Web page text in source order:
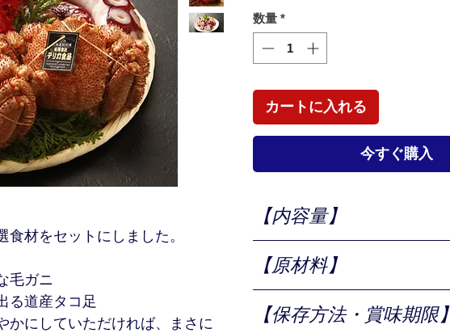
材をセットにしました。
毛ガニ
る道産タコ足
かにしていただければ、まさに
数量 *
カートに入れる
今すぐ購入
【内容量】
タコ足600ｇ前後 1本
【原材料】
たこ(北海道産)、食塩、ミョウバン
【保存方法・賞味期限】